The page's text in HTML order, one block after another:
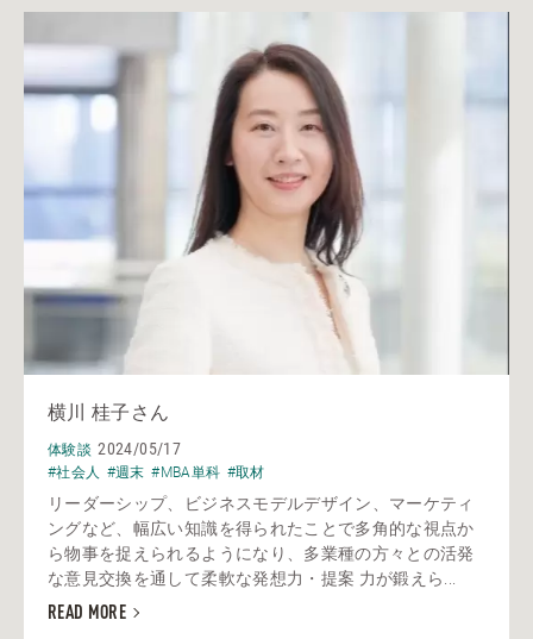
横川 桂子さん
体験談 2024/05/17
#社会人 #週末 #MBA単科 #取材
リーダーシップ、ビジネスモデルデザイン、マーケティ
ングなど、幅広い知識を得られたことで多角的な視点か
ら物事を捉えられるようになり、多業種の方々との活発
な意見交換を通して柔軟な発想力・提案 力が鍛えら...
READ MORE